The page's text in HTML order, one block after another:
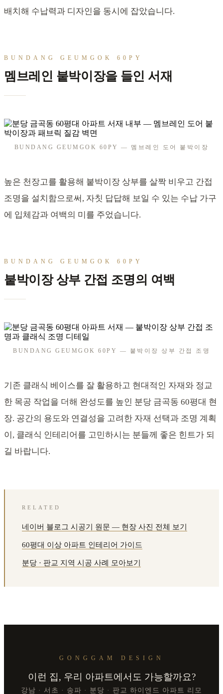
배치해 수납력과 디자인을 동시에 잡았습니다.
BUNDANG GEUMGOK 60PY
멤브레인 붙박이장을 들인 서재
BUNDANG GEUMGOK 60PY — 멤브레인 도어 붙박이장
높은 천장고를 활용해 붙박이장 상부를 살짝 비우고 간접
조명을 설치함으로써, 자칫 답답해 보일 수 있는 수납 가구
에 입체감과 여백의 미를 주었습니다.
BUNDANG GEUMGOK 60PY
붙박이장 상부 간접 조명의 여백
BUNDANG GEUMGOK 60PY — 붙박이장 상부 간접 조명
기존 클래식 베이스를 잘 활용하고 현대적인 자재와 정교
한 목공 작업을 더해 완성도를 높인 분당 금곡동 60평대 현
장. 공간의 용도와 연결성을 고려한 자재 선택과 조명 계획
이, 클래식 인테리어를 고민하시는 분들께 좋은 힌트가 되
길 바랍니다.
RELATED
네이버 블로그 시공기 원문 — 현장 사진 전체 보기
60평대 이상 아파트 인테리어 가이드
분당 · 판교 지역 시공 사례 모아보기
GONGGAM DESIGN
이런 집, 우리 아파트에서도 가능할까요?
강남 · 서초 · 송파 · 분당 · 판교 하이엔드 아파트 리모